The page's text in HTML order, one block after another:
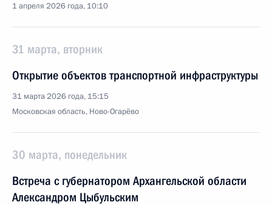
1 апреля 2026 года, 10:10
31 марта, вторник
Открытие объектов транспортной инфраструктуры
31 марта 2026 года, 15:15
Московская область, Ново-Огарёво
30 марта, понедельник
Встреча с губернатором Архангельской области
Александром Цыбульским